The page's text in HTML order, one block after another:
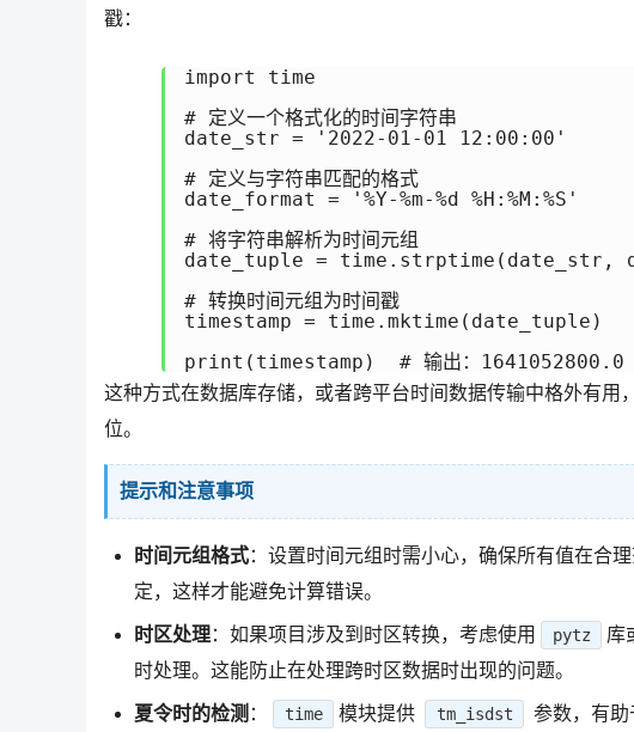
戳：
import time
# 定义一个格式化的时间字符串
date_str = '2022-01-01 12:00:00'
# 定义与字符串匹配的格式
date_format = '%Y-%m-%d %H:%M:%S'
# 将字符串解析为时间元组
date_tuple = time.strptime(date_str,
# 转换时间元组为时间戳
timestamp = time.mktime(date_tuple)
这种方式在数据库存储，或者跨平台时间数据传输中格外有
位。
提示和注意事项
时间元组格式：设置时间元组时需小心，确保所有值在合
定，这样才能避免计算错误。
时区处理：如果项目涉及到时区转换，考虑使用 pytz 库
时处理。这能防止在处理跨时区数据时出现的问题。
夏令时的检测 ： time 模块提供 tm_isdst
参数，有